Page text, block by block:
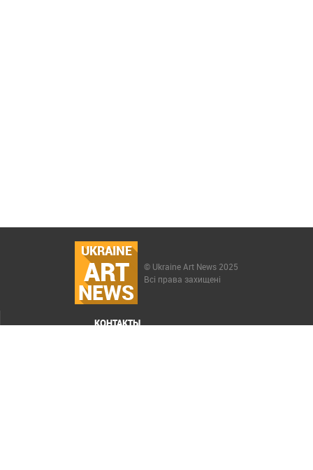
UKRAINE
ART
NEWS
© Ukraine Art News 2025
Всі права захищені
КОНТАКТЫ